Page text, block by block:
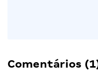
Comentários